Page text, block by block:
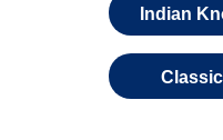
Indian